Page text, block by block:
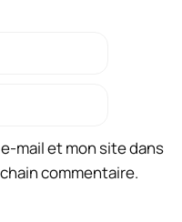
mail et mon site dans
commentaire.